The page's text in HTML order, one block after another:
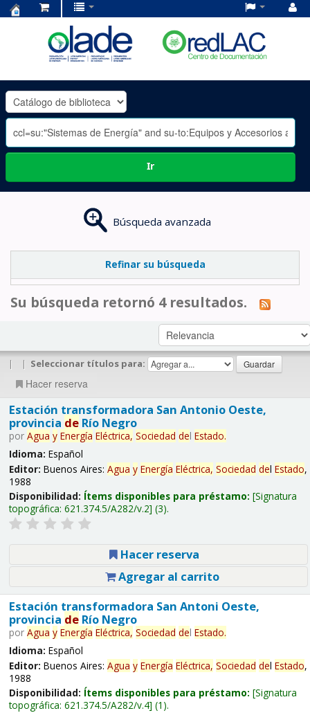
OLADE
-
Ir
Búsqueda avanzada
Refinar su búsqueda
Su búsqueda retornó 4 resultados.
| | Seleccionar títulos para:
Hacer reserva
Estación transformadora San Antonio Oeste,
provincia deRío Negro
por Agua y Energía Eléctrica, Sociedad del Estado.
Idioma: Español
Editor: Buenos Aires: Agua y Energía Eléctrica, Sociedad del Estado,
1988
Disponibilidad: Ítems disponibles para préstamo: Signatura
topográfica: 621.374.5/A282/v.2 (3).
Hacer reserva
Agregar al carrito
Estación transformadora San Antoni Oeste,
provincia deRío Negro
por Agua y Energía Eléctrica, Sociedad del Estado.
Idioma: Español
Editor: Buenos Aires: Agua y Energía Eléctrica, Sociedad del Estado,
1988
Disponibilidad: Ítems disponibles para préstamo: Signatura
topográfica: 621.374.5/A282/v.4 (1).